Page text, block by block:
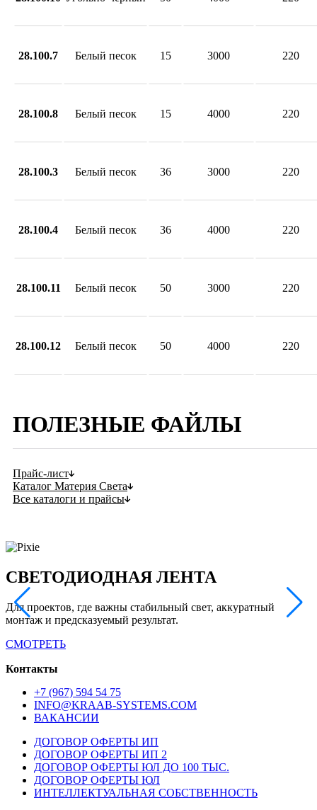
28.100.7 Белый песок 15 3000 220
28.100.8 Белый песок 15 4000 220
28.100.3 Белый песок 36 3000 220
28.100.4 Белый песок 36 4000 220
28.100.11 Белый песок 50 3000 220
28.100.12 Белый песок 50 4000 220
ПОЛЕЗНЫЕ ФАЙЛЫ
Прайс-лист
Каталог Материя Света
Все каталоги и прайсы
СВЕТОДИОДНАЯ ЛЕНТА
Для проектов, где важны стабильный свет, аккуратный
монтаж и предсказуемый результат.
СМОТРЕТЬ
Контакты
+7 (967) 594 54 75
INFO@KRAAB-SYSTEMS.COM
ВАКАНСИИ
ДОГОВОР ОФЕРТЫ ИП
ДОГОВОР ОФЕРТЫ ИП 2
ДОГОВОР ОФЕРТЫ ЮЛ ДО 100 ТЫС.
ДОГОВОР ОФЕРТЫ ЮЛ
ИНТЕЛЛЕКТУАЛЬНАЯ СОБСТВЕННОСТЬ